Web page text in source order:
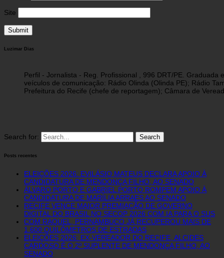
Site
Luzimar Dias
Perfil - Jornalista - Reg. Profissional , 996 DRT/PE.
veículos de comunicação: Rádio Olinda (Olinda PE); Rádio
Prefeitura do Recife (chefe de reportagem); Câmara de
Search for:
Posts recentes
ELEIÇÕES 2026: EVILÁSIO MATEUS DECLARA APOIO À
CANDIDATURA DE MENDONÇA FILHO, AO SENADO
ÁLVARO PORTO E GABRIEL PORTO ROMPEM APOIO À
CANDIDATURA DE MARÍLIA ARRAES AO SENADO
RECIFE VENCE MAIOR PREMIAÇÃO DE GOVERNO
DIGITAL DO BRASIL NO SECOP 2026 COM IA PARA O SUS
COM RAQUEL, PERNAMBUCO JÁ RECUPEROU MAIS DE
1.600 QUILÔMETROS DE ESTRADAS
ELEIÇÕES 2026: EX-VEREADOR DO RECIFE, ALCIDES
CARDOSO É O 2º SUPLENTE DE MENDONÇA FILHO, AO
SENADO